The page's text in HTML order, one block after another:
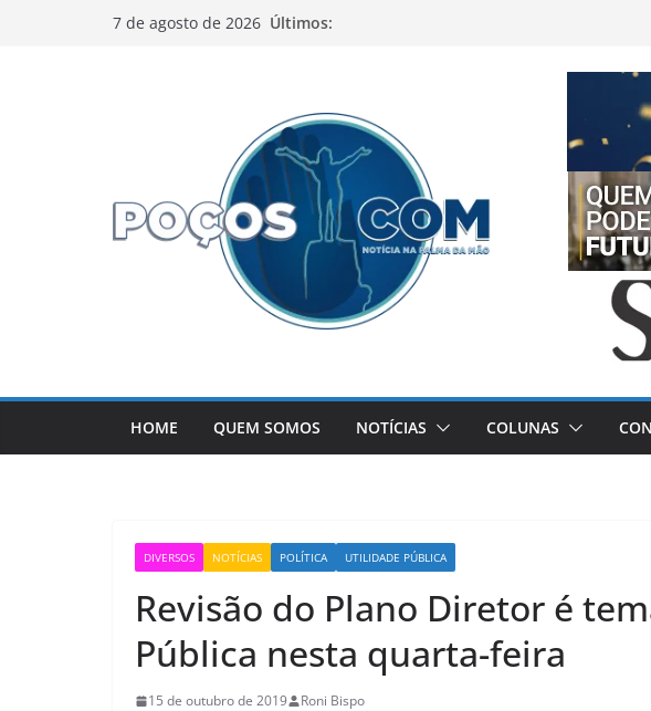
7 de agosto de 2026 Últimos:
HOME QUEM SOMOS NOTÍCIAS COLUNAS
DIVERSOS NOTÍCIAS POLÍTICA UTILIDADE PÚBLICA
Revisão do Plano Diretor é
Pública nesta quarta-feira
15 de outubro de 2019 Roni Bispo